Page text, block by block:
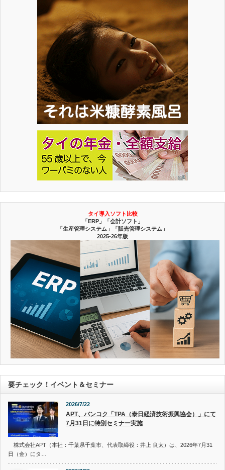
タイ導入ソフト比較
「ERP」「会計ソフト」
「生産管理システム」「販売管理システム」
2025-26年版
要チェック！イベント＆セミナー
2026/7/22
APT、バンコク「TPA（泰日経済技術振興協会）」にて
7月31日に特別セミナー実施
株式会社APT（本社：千葉県千葉市、代表取締役：井上 良太）は、2026年7月31
日（金）にタ…